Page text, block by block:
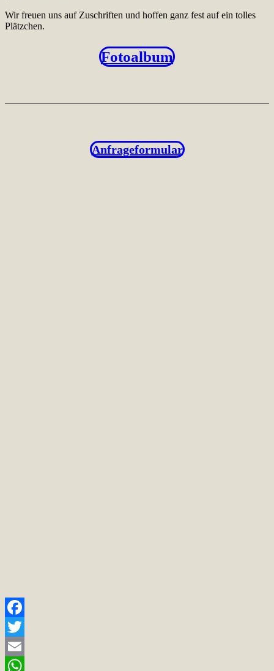
Wir freuen uns auf Zuschriften und hoffen ganz fest auf ein tolles
Plätzchen.
Fotoalbum
Anfrageformular
Facebook
Twitter
Email